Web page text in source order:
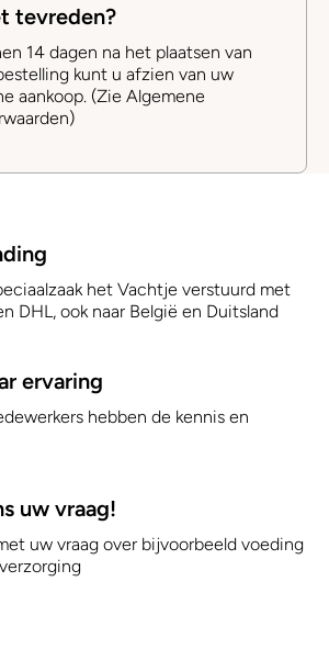
tevreden?
14 dagen na het plaatsen van
kunt u afzien van uw
aankoop. (Zie Algemene
het Vachtje verstuurd met
DHL, ook naar België en Duitsland
ervaring
hebben de kennis en
uw vraag!
uw vraag over bijvoorbeeld voeding